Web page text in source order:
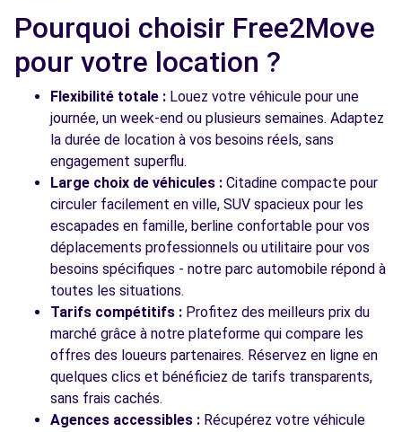
ST CYR SUR MER (C)
km
ZAC DES PRADEAUX
ST CYR SUR MER, FR-83, 83270
Voir l'agence
Voir toutes les agences
Pourquoi choisir Free2Move
pour votre location ?
Flexibilité totale : Louez votre véhicule pour une
journée, un week-end ou plusieurs semaines. Adaptez
la durée de location à vos besoins réels, sans
engagement superflu.
Large choix de véhicules : Citadine compacte pour
circuler facilement en ville, SUV spacieux pour les
escapades en famille, berline confortable pour vos
déplacements professionnels ou utilitaire pour vos
besoins spécifiques - notre parc automobile répond à
toutes les situations.
Tarifs compétitifs : Profitez des meilleurs prix du
marché grâce à notre plateforme qui compare les
offres des loueurs partenaires. Réservez en ligne en
quelques clics et bénéficiez de tarifs transparents,
sans frais cachés.
Agences accessibles : Récupérez votre véhicule